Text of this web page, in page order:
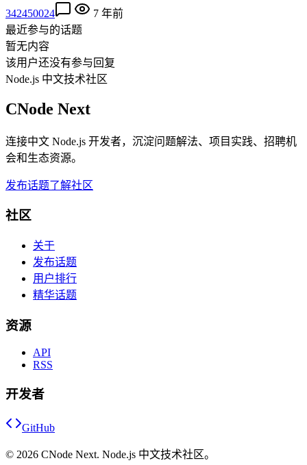
342450024
7 年前
最近参与的话题
暂无内容
该用户还没有参与回复
Node.js 中文技术社区
CNode Next
连接中文 Node.js 开发者，沉淀问题解法、项目实践、招聘机
会和生态资源。
发布话题了解社区
社区
关于
发布话题
用户排行
精华话题
资源
API
RSS
开发者
GitHub
© 2026 CNode Next. Node.js 中文技术社区。